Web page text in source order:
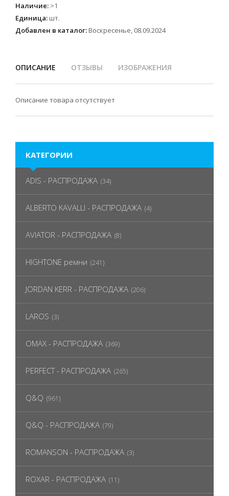
Наличие: >1
Единица: шт.
Добавлен в каталог: Воскресенье, 08.09.2024
ОПИСАНИЕ ОТЗЫВЫ ИЗОБРАЖЕНИЯ
Описание товара отсутствует
КАТЕГОРИИ
ADIS - РАСПРОДАЖА (34)
ALBERTO KAVALLI - РАСПРОДАЖА (4)
AVIATOR - РАСПРОДАЖА (8)
HIGHTONE ремни (241)
JORDAN KERR - РАСПРОДАЖА (206)
LAROS (3)
OMAX - РАСПРОДАЖА (369)
PERFECT - РАСПРОДАЖА (265)
Q&Q (961)
Q&Q - РАСПРОДАЖА (79)
ROMANSON - РАСПРОДАЖА (3)
ROXAR - РАСПРОДАЖА (11)